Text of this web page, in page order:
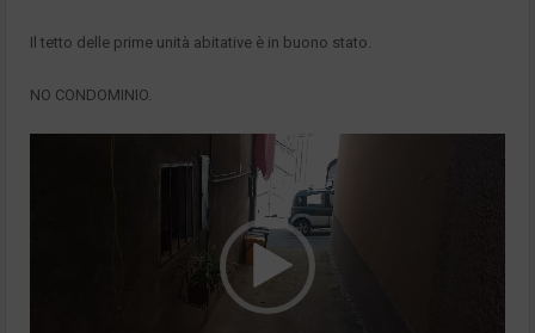
Il tetto delle prime unità abitative è in buono stato.
NO CONDOMINIO.